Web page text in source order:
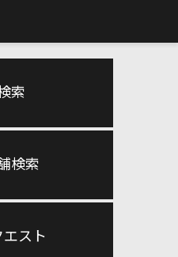
索
検索
スト